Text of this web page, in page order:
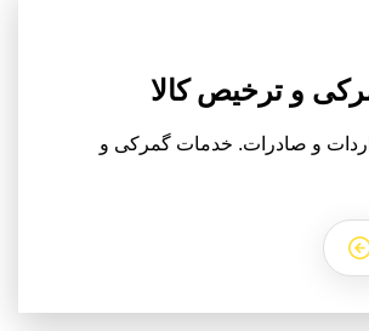
و ترخیص کالا
و صادرات. خدمات گمرکی و